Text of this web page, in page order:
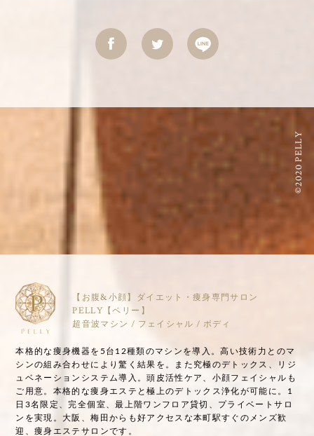
©2020 PELLY
【お腹&小顔】ダイエット・痩身専門サロン
PELLY【ペリー】
超音波マシン / フェイシャル / ボディ
本格的な痩身機器を5台12種類のマシンを導入。高い技術力とのマ
シンの組み合わせにより驚く結果を。また究極のデトックス、リジ
ュベネーションシステム導入。頭皮活性ケア、小顔フェイシャルも
ご用意。本格的な痩身エステと極上のデトックス浄化が可能に。1
日3名限定、完全個室、最上階ワンフロア貸切、プライベートサロ
ンを実現。大阪、梅田からも好アクセスな本町駅すぐのメンズ歓
迎、痩身エステサロンです。